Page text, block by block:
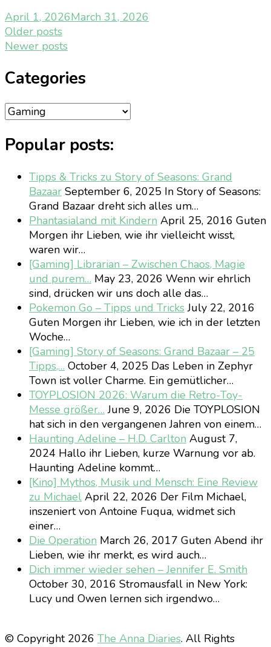
April 1, 2026March 31, 2026
Posts
navigation
Older posts
Newer posts
Categories
Categories
Popular posts:
Tipps & Tricks zu Story of Seasons: Grand
Bazaar September 6, 2025 In Story of Seasons:
Grand Bazaar dreht sich alles um…
Phantasialand mit Kindern April 25, 2016 Guten
Morgen ihr Lieben, wie ihr vielleicht wisst,
waren wir…
[Gaming] Librarian – Zwischen Chaos, Magie
und purem… May 23, 2026 Wenn wir ehrlich
sind, drücken wir uns doch alle das…
Pokemon Go – Tipps und TricksJuly 22, 2016
Guten Morgen ihr Lieben, wie ich in der letzten
Woche…
[Gaming] Story of Seasons: Grand Bazaar – 25
Tipps,… October 4, 2025 Das Leben in Zephyr
Town ist voller Charme. Ein gemütlicher…
TOYPLOSION 2026: Warum die Retro-Toy-
Messe größer… June 9, 2026 Die TOYPLOSION
hat sich in den vergangenen Jahren von einem…
Haunting Adeline – H.D. Carlton August 7,
2024 Hallo ihr Lieben, kurze Warnung vor ab.
Haunting Adeline kommt…
[Kino] Mythos, Musik und Mensch: Eine Review
zu Michael April 22, 2026 Der Film Michael,
inszeniert von Antoine Fuqua, widmet sich
einer…
Die Operation March 26, 2017 Guten Abend ihr
Lieben, wie ihr merkt, es wird auch…
Dich immer wieder sehen – Jennifer E. Smith
October 30, 2016 Stromausfall in New York:
Lucy und Owen lernen sich irgendwo…
© Copyright 2026 The Anna Diaries. All Rights